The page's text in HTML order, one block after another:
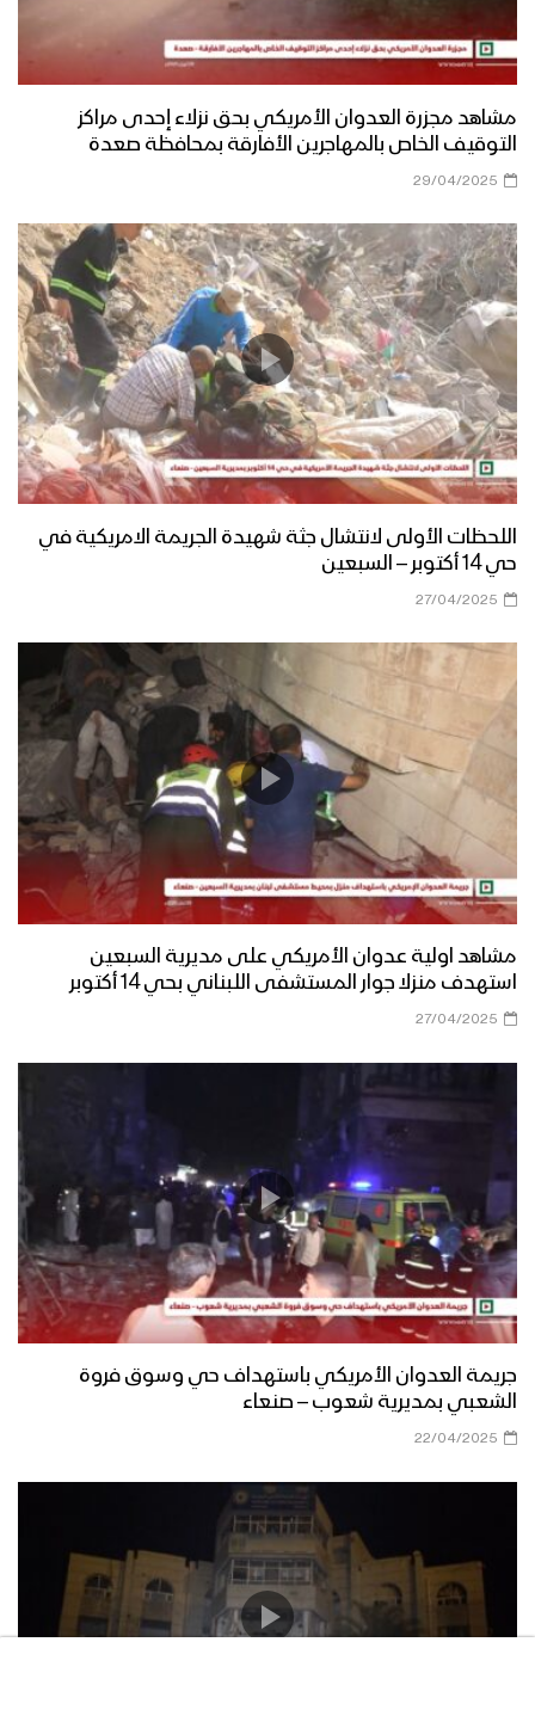
مشاهد مجزرة العدوان الأمريكي بحق نزلاء إحدى مراكز
التوقيف الخاص بالمهاجرين الأفارقة بمحافظة صعدة
29/04/2025
اللحظات الأولى لانتشال جثة شهيدة الجريمة الامريكية في
حي 14 أكتوبر – السبعين
27/04/2025
مشاهد اولية عدوان الأمريكي على مديرية السبعين
استهدف منزلا جوار المستشفى اللبناني بحي 14 أكتوبر
27/04/2025
جريمة العدوان الأمريكي باستهداف حي وسوق فروة
الشعبي بمديرية شعوب – صنعاء
22/04/2025